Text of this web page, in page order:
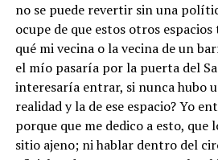
no se puede revertir sin una
ocupe de que estos otros
qué mi vecina o la vecina de un
el mío pasaría por la puerta del
interesaría entrar, si nunca hubo
realidad y la de ese espacio? Yo
porque que me dedico a esto, que
sitio ajeno; ni hablar dentro del